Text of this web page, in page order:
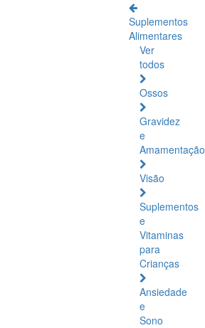
Suplementos
Alimentares
Ver
todos
Ossos
Gravidez
e
Amamentação
Visão
Suplementos
e
Vitaminas
para
Crianças
Ansiedade
e
Sono